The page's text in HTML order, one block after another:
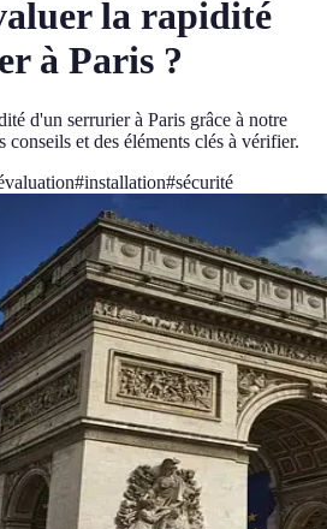
la rapidité
à Paris ?
d'un serrurier à Paris grâce à notre
et des éléments clés à vérifier.
#installation#sécurité